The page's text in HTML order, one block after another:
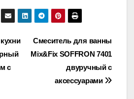
Смеситель для ванны
Mix&Fix SOFFRON 7401
двуручный с
аксессуарами
с